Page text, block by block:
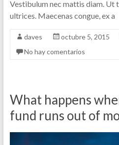
Vestibulum nec mattis diam.
ultrices. Maecenas congue, ex a
daves octubre 5, 2015
No hay comentarios
What happens
fund runs out of